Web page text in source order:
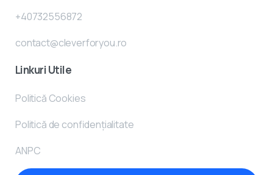
+40732556872
contact@cleverforyou.ro
Linkuri Utile
Politică Cookies
Politică de confidențialitate
ANPC